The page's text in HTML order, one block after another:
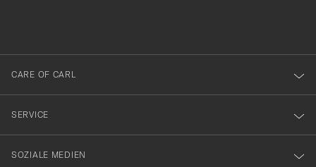
dig
till
vårt
nyhetsbrev!
CARE OF CARL
SERVICE
SOZIALE MEDIEN